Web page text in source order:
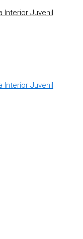
Interior Juvenil
Interior Juvenil